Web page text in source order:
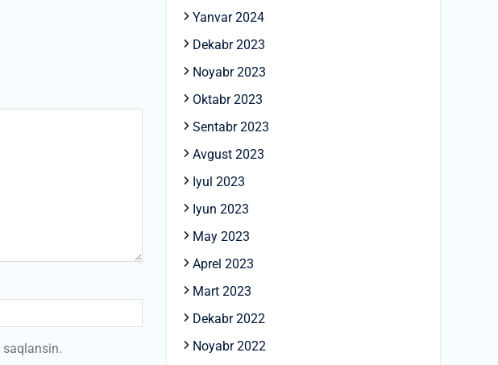
Yanvar 2024
Dekabr 2023
Noyabr 2023
Oktabr 2023
Sentabr 2023
Avgust 2023
Iyul 2023
Iyun 2023
May 2023
Aprel 2023
Mart 2023
Dekabr 2022
Noyabr 2022